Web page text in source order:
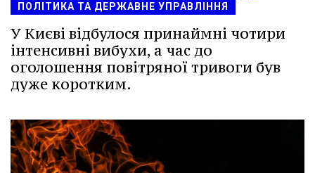
ПОЛІТИКА ТА ДЕРЖАВНЕ УПРАВЛІННЯ
У Києві відбулося принаймні чотири
інтенсивні вибухи, а час до
оголошення повітряної тривоги був
дуже коротким.